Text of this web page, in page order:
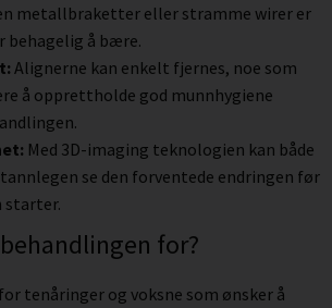
metallbraketter eller stramme wirer er
behagelig å bære.
Alignerne kan enkelt fjernes, noe som
å opprettholde god munnhygiene
Med 3D-imaging teknologien kan både
se den forventede endringen før
starter.
for?
tenåringer og voksne som ønsker å